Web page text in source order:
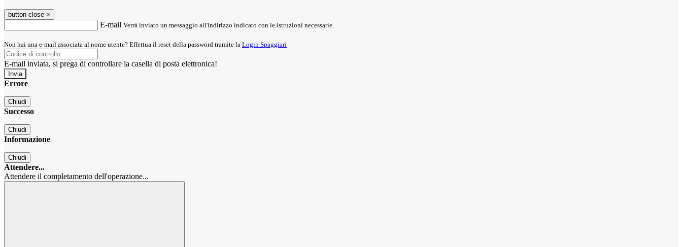
button close ×
E-mail Verrà inviato un messaggio all'indirizzo indicato con le istruzioni necessarie.
Non hai una e-mail associata al nome utente? Effettua il reset della password tramite la Login Spaggiari
E-mail inviata, si prega di controllare la casella di posta elettronica!
Errore
Chiudi
Successo
Chiudi
Informazione
Chiudi
Attendere...
Attendere il completamento dell'operazione...